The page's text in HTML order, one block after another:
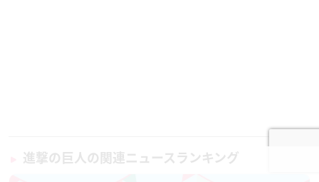
進撃の巨人の関連ニュースランキング